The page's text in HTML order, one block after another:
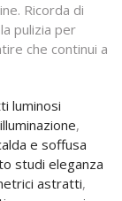
Ricorda di
pulizia per
che continui a
luminosi
illuminazione,
e soffusa
studi eleganza
astratti,